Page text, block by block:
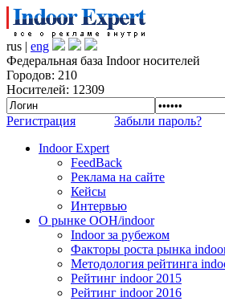
rus | eng
Федеральная база Indoor носителей
Городов: 210
Носителей: 12309
Регистрация
Забыли пароль?
Indoor Expert
FeedBack
Реклама на сайте
Кейсы
Интервью
О рынке OOH/indoor
Indoor за рубежом
Факторы роста рынка
Методология рейтинга
Рейтинг indoor 2015
Рейтинг indoor 2016